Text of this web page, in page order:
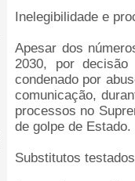
Inelegibilidade e
Apesar dos
2030, por
condenado por
comunicação,
processos no
de golpe de Estado.
Substitutos